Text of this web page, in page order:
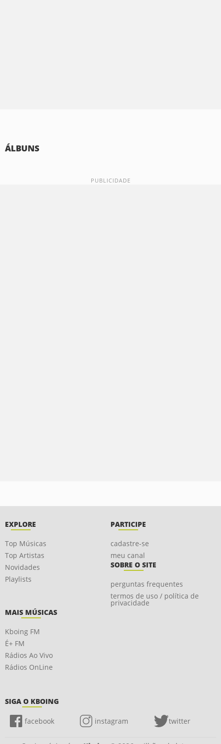
ÁLBUNS
EXPLORE
Top Músicas
Top Artistas
Novidades
Playlists
PARTICIPE
cadastre-se
meu canal
SOBRE O SITE
perguntas frequentes
termos de uso / política de
privacidade
MAIS MÚSICAS
Kboing FM
É+ FM
Rádios Ao Vivo
Rádios OnLine
SIGA O KBOING
facebook instagram twitter